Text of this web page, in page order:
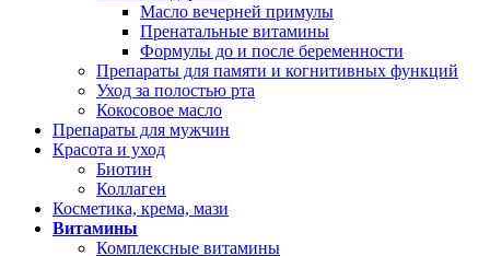
Масло вечерней примулы
Пренатальные витамины
Формулы до и после беременности
Препараты для памяти и когнитивных функций
Уход за полостью рта
Кокосовое масло
Препараты для мужчин
Красота и уход
Биотин
Коллаген
Косметика, крема, мази
Витамины
Комплексные витамины